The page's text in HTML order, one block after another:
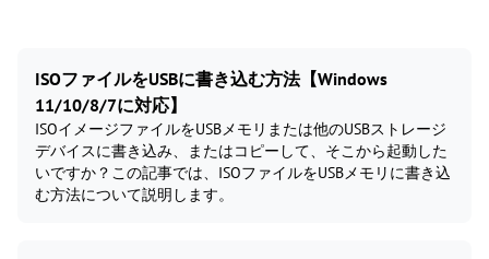
ISOファイルをUSBに書き込む方法【Windows
11/10/8/7に対応】
ISOイメージファイルをUSBメモリまたは他のUSBストレージ
デバイスに書き込み、またはコピーして、そこから起動した
いですか？この記事では、ISOファイルをUSBメモリに書き込
む方法について説明します。